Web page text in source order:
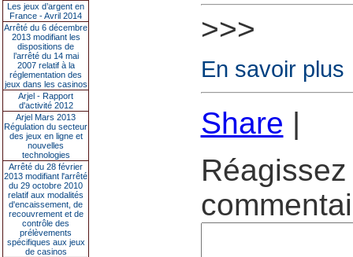
Les jeux d’argent en
France - Avril 2014
Arrêté du 6 décembre
2013 modifiant les
dispositions de
l’arrêté du 14 mai
2007 relatif à la
réglementation des
jeux dans les casinos
Arjel - Rapport
d'activité 2012
Arjel Mars 2013
Régulation du secteur
des jeux en ligne et
nouvelles
technologies
Arrêté du 28 février
2013 modifiant l'arrêté
du 29 octobre 2010
relatif aux modalités
d'encaissement, de
recouvrement et de
contrôle des
prélèvements
spécifiques aux jeux
de casinos
>>>
En savoir plus
Share |